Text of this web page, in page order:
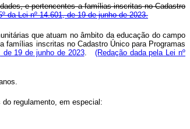
e pertencentes a famílias inscritas no Cadastro
da Lei nº 14.601, de 19 de junho de 2023.
que atuam no âmbito da educação do campo
famílias inscritas no Cadastro Único para Programas
19 de junho de 2023. (Redação dada pela Lei nº
regulamento, em especial: